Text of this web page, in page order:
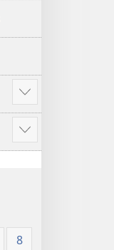
Parādīt
vairāk
Parādīt
vairāk
8